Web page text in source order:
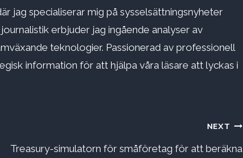
jag specialiserar mig på sysselsättningsnyheter
erbjuder jag ingående analyser av
teknologier. Passionerad av professionell
information för att hjälpa våra läsare att lyckas i
NEXT
Treasury-simulatorn för småföretag för att beräkna